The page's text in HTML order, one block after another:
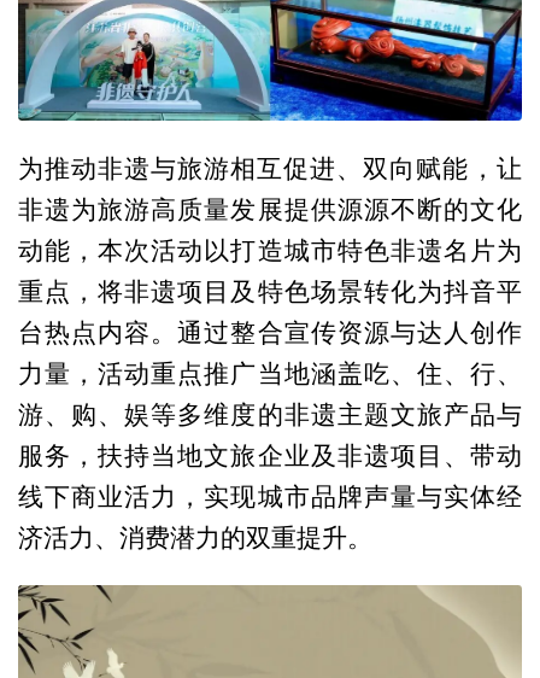
为推动非遗与旅游相互促进、双向赋能‌，让
非遗为旅游高质量发展提供源源不断的文化
动能，本次活动以打造城市特色非遗名片为
重点，将非遗项目及特色场景转化为抖音平
台热点内容。通过整合宣传资源与达人创作
力量，活动重点推广当地涵盖吃、住、行、
游、购、娱等多维度的非遗主题文旅产品与
服务，扶持当地文旅企业及非遗项目、带动
线下商业活力，实现城市品牌声量与实体经
济活力、消费潜力的双重提升。